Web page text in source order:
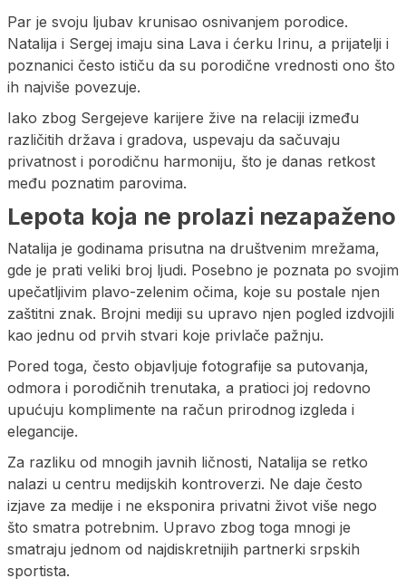
Par je svoju ljubav krunisao osnivanjem porodice.
Natalija i Sergej imaju sina Lava i ćerku Irinu, a prijatelji i
poznanici često ističu da su porodične vrednosti ono što
ih najviše povezuje.
Iako zbog Sergejeve karijere žive na relaciji između
različitih država i gradova, uspevaju da sačuvaju
privatnost i porodičnu harmoniju, što je danas retkost
među poznatim parovima.
Lepota koja ne prolazi nezapaženo
Natalija je godinama prisutna na društvenim mrežama,
gde je prati veliki broj ljudi. Posebno je poznata po svojim
upečatljivim plavo-zelenim očima, koje su postale njen
zaštitni znak. Brojni mediji su upravo njen pogled izdvojili
kao jednu od prvih stvari koje privlače pažnju.
Pored toga, često objavljuje fotografije sa putovanja,
odmora i porodičnih trenutaka, a pratioci joj redovno
upućuju komplimente na račun prirodnog izgleda i
elegancije.
Za razliku od mnogih javnih ličnosti, Natalija se retko
nalazi u centru medijskih kontroverzi. Ne daje često
izjave za medije i ne eksponira privatni život više nego
što smatra potrebnim. Upravo zbog toga mnogi je
smatraju jednom od najdiskretnijih partnerki srpskih
sportista.